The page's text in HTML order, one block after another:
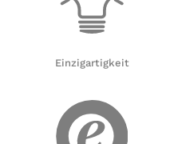
Einzigartigkeit